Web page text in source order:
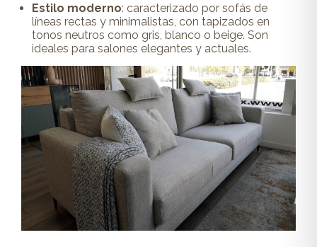
Estilo moderno: caracterizado por sofás de
líneas rectas y minimalistas, con tapizados en
tonos neutros como gris, blanco o beige. Son
ideales para salones elegantes y actuales.